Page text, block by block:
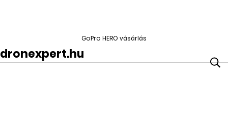
GoPro HERO vásárlás
dronexpert.hu